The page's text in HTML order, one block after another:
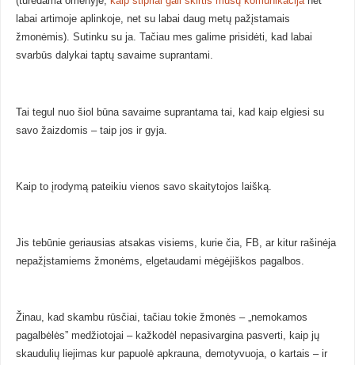
labai artimoje aplinkoje, net su labai daug metų pažįstamais
žmonėmis). Sutinku su ja. Tačiau mes galime prisidėti, kad labai
svarbūs dalykai taptų savaime suprantami.
Tai tegul nuo šiol būna savaime suprantama tai, kad kaip elgiesi su
savo žaizdomis – taip jos ir gyja.
Kaip to įrodymą pateikiu vienos savo skaitytojos laišką.
Jis tebūnie geriausias atsakas visiems, kurie čia, FB, ar kitur rašinėja
nepažįstamiems žmonėms, elgetaudami mėgėjiškos pagalbos.
Žinau, kad skambu rūsčiai, tačiau tokie žmonės – „nemokamos
pagalbėlės” medžiotojai – kažkodėl nepasivargina pasverti, kaip jų
skaudulių liejimas kur papuolė apkrauna, demotyvuoja, o kartais – ir